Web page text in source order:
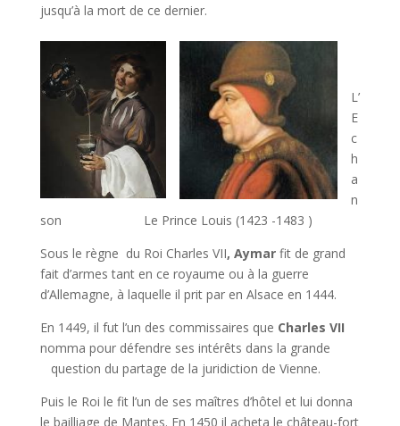
jusqu’à la mort de ce dernier.
L’
E
c
h
a
n
son Le Prince Louis (1423 -1483 )
Sous le règne du Roi Charles VII, Aymarfit de grand
fait d’armes tant en ce royaume ou à la guerre
d’Allemagne, à laquelle il prit par en Alsace en 1444.
En 1449, il fut l’un des commissaires que Charles VII
nomma pour défendre ses intérêts dans la grande
question du partage de la juridiction de Vienne.
Puis le Roi le fit l’un de ses maîtres d’hôtel et lui donna
le bailliage de Mantes. En 1450 il acheta le château-fort